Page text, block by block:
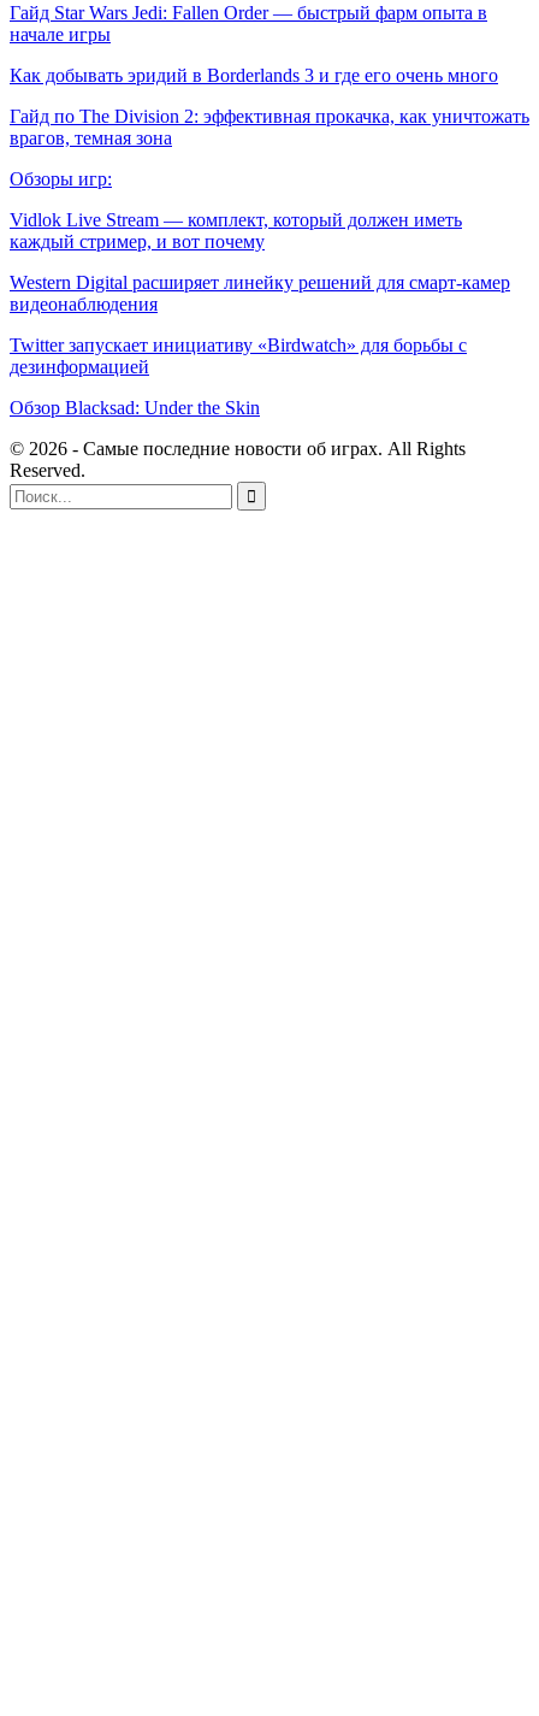
Гайд Star Wars Jedi: Fallen Order — быстрый фарм опыта в
начале игры
Как добывать эридий в Borderlands 3 и где его очень много
Гайд по The Division 2: эффективная прокачка, как уничтожать
врагов, темная зона
Обзоры игр:
Vidlok Live Stream — комплект, который должен иметь
каждый стример, и вот почему
Western Digital расширяет линейку решений для смарт-камер
видеонаблюдения
Twitter запускает инициативу «Birdwatch» для борьбы с
дезинформацией
Обзор Blacksad: Under the Skin
© 2026 - Самые последние новости об играх. All Rights
Reserved.